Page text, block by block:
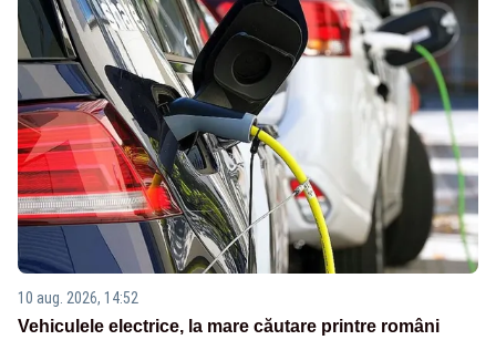
10 aug. 2026, 14:52
Vehiculele electrice, la mare căutare printre români